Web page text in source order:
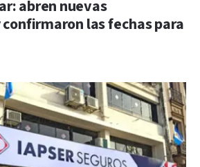
abren nuevas
las fechas para